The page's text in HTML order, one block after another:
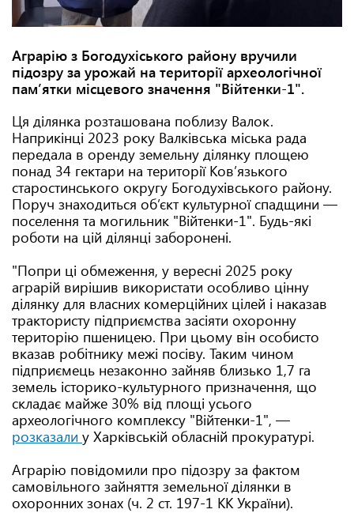
Аграрію з Богодухіського району вручили
підозру за урожай на території археологічної
пам’ятки місцевого значення "Війтенки-1".
Ця ділянка розташована поблизу Валок.
Наприкінці 2023 року Валківська міська рада
передала в оренду земельну ділянку площею
понад 34 гектари на території Ков’язького
старостинського округу Богодухівського району.
Поруч знаходиться об’єкт культурної спадщини —
поселення та могильник "Війтенки-1". Будь-які
роботи на цій ділянці заборонені.
"Попри ці обмеження, у вересні 2025 року
аграрій вирішив використати особливо цінну
ділянку для власних комерційних цілей і наказав
трактористу підприємства засіяти охоронну
територію пшеницею. При цьому він особисто
вказав робітнику межі посіву. Таким чином
підприємець незаконно зайняв близько 1,7 га
земель історико-культурного призначення, що
складає майже 30% від площі усього
археологічного комплексу "Війтенки-1", —
розказали у Харківській обласній прокуратурі.
Аграрію повідомили про підозру за фактом
самовільного зайняття земельної ділянки в
охоронних зонах (ч. 2 ст. 197-1 КК України).